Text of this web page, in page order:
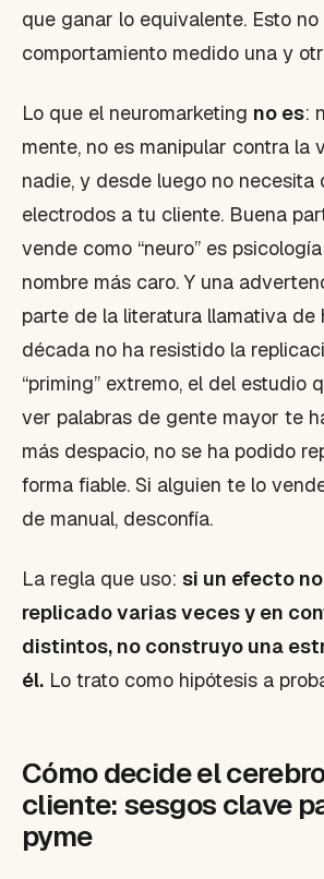
que ganar lo equivalente. Esto
comportamiento medido una y
Lo que el neuromarketing no es:
mente, no es manipular contra la
nadie, y desde luego no necesita
electrodos a tu cliente. Buena
vende como “neuro” es
nombre más caro. Y una
parte de la literatura llamativa de
década no ha resistido la
“priming” extremo, el del estudio
ver palabras de gente mayor te
más despacio, no se ha podido
forma fiable. Si alguien te lo
de manual, desconfía.
La regla que uso: si un efecto
replicado varias veces y en
distintos, no construyo una
él. Lo trato como hipótesis a
Cómo decide el
cliente: sesgos clave
pyme